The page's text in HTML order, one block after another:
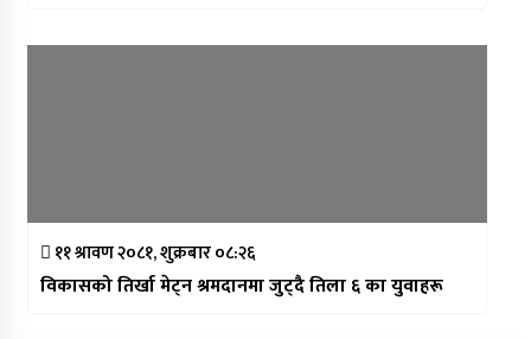
११ श्रावण २०८१, शुक्रबार ०८:२६
विकासको तिर्खा मेट्न श्रमदानमा जुट्दै तिला ६ का युवाहरू